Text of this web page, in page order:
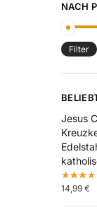
NACH
Filter
Jesus
14,99 €